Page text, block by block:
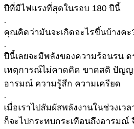
ปีที่มีไฟแรงที่สุดในรอบ 180 ปีนี้
.
คุณคิดว่ามันจะเกิดอะไรขึ้นบ้างคะ
.
ปีนี้เลยจะมีพลังของความร้อนรน
เหตุการณ์ไม่คาดคิด ขาดสติ ปัญ
อารมณ์ ความรู้สึก ความเครียด
.
เมื่อเราไปสัมผัสพลังงานในช่วงเว
ก็จะไปกระทบกระเทือนถึงอารมณ์